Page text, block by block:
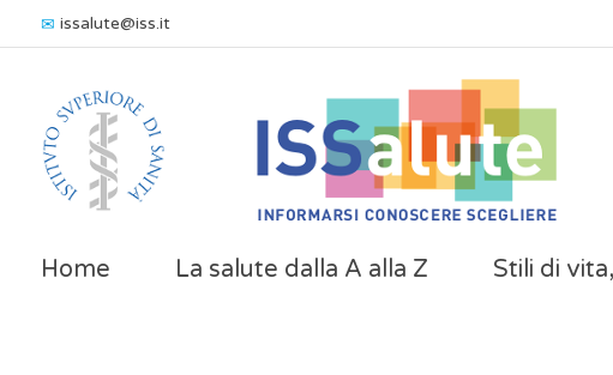
issalute@iss.it
Home La salute dalla A alla Z Stili di